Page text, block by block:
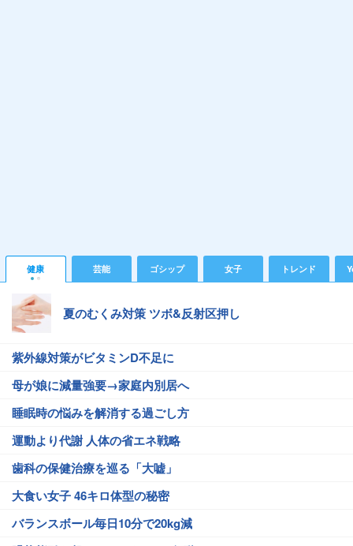
健康 芸能 ゴシップ 女子 トレンド
夏のむくみ対策 ツボ&反射区押し
紫外線対策がビタミンD不足に
母が娘に減量強要→家庭内別居へ
睡眠時の悩みを解消する過ごし方
運動より代謝 人体の省エネ戦略
歯科の保健治療を巡る「大嘘」
大食い女子 46キロ体型の秘密
バランスボール毎日10分で20kg減